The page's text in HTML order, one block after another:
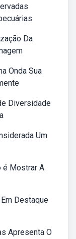
Da
Onda Sua
Diversidade
Um
é Mostrar A
Destaque
Apresenta O